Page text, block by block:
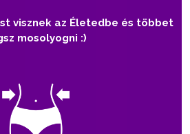
visznek az Életedbe és többet
mosolyogni :)